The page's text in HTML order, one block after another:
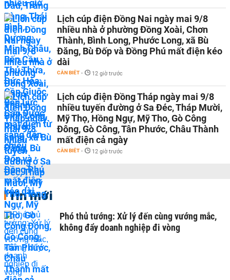
Lịch cúp điện Đồng Nai ngày mai 9/8
nhiều nhà ở phường Đồng Xoài, Chơn
Thành, Bình Long, Phước Long, xã Bù
Đăng, Bù Đốp và Đồng Phú mất điện kéo
dài
CẦN BIẾT - 12 giờ trước
Lịch cúp điện Đồng Tháp ngày mai 9/8
nhiều tuyến đường ở Sa Đéc, Tháp Mười,
Mỹ Thọ, Hồng Ngự, Mỹ Tho, Gò Công
Đông, Gò Công, Tân Phước, Châu Thành
mất điện cả ngày
CẦN BIẾT - 12 giờ trước
Tin mới
Phó thủ tướng: Xử lý đến cùng vướng mắc,
không đẩy doanh nghiệp đi vòng